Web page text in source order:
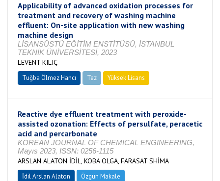
Applicability of advanced oxidation processes for
treatment and recovery of washing machine
effluent: On-site application with new washing
machine design
LİSANSÜSTÜ EĞİTİM ENSTİTÜSÜ, İSTANBUL
TEKNİK ÜNİVERSİTESİ, 2023
LEVENT KILIÇ
Tuğba Ölmez Hancı Tez Yüksek Lisans
Reactive dye effluent treatment with peroxide-
assisted ozonation: Effects of persulfate, peracetic
acid and percarbonate
KOREAN JOURNAL OF CHEMICAL ENGINEERING,
Mayıs 2023, ISSN: 0256-1115
ARSLAN ALATON İDİL, KOBA OLGA, FARASAT SHİMA
İdil Arslan Alaton Özgün Makale